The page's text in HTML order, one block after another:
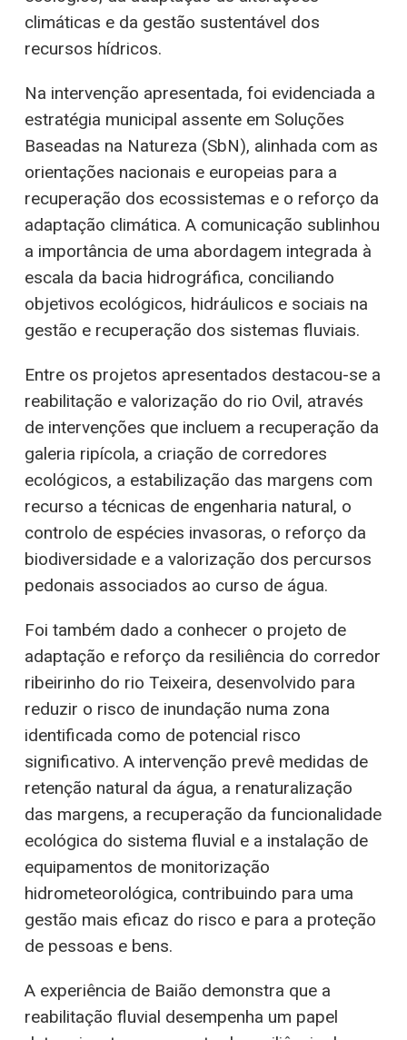
climáticas e da gestão sustentável dos
recursos hídricos.
Na intervenção apresentada, foi evidenciada a
estratégia municipal assente em Soluções
Baseadas na Natureza (SbN), alinhada com as
orientações nacionais e europeias para a
recuperação dos ecossistemas e o reforço da
adaptação climática. A comunicação sublinhou
a importância de uma abordagem integrada à
escala da bacia hidrográfica, conciliando
objetivos ecológicos, hidráulicos e sociais na
gestão e recuperação dos sistemas fluviais.
Entre os projetos apresentados destacou-se a
reabilitação e valorização do rio Ovil, através
de intervenções que incluem a recuperação da
galeria ripícola, a criação de corredores
ecológicos, a estabilização das margens com
recurso a técnicas de engenharia natural, o
controlo de espécies invasoras, o reforço da
biodiversidade e a valorização dos percursos
pedonais associados ao curso de água.
Foi também dado a conhecer o projeto de
adaptação e reforço da resiliência do corredor
ribeirinho do rio Teixeira, desenvolvido para
reduzir o risco de inundação numa zona
identificada como de potencial risco
significativo. A intervenção prevê medidas de
retenção natural da água, a renaturalização
das margens, a recuperação da funcionalidade
ecológica do sistema fluvial e a instalação de
equipamentos de monitorização
hidrometeorológica, contribuindo para uma
gestão mais eficaz do risco e para a proteção
de pessoas e bens.
A experiência de Baião demonstra que a
reabilitação fluvial desempenha um papel